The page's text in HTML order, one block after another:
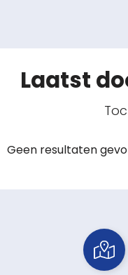
Laatst
Geen resultaten